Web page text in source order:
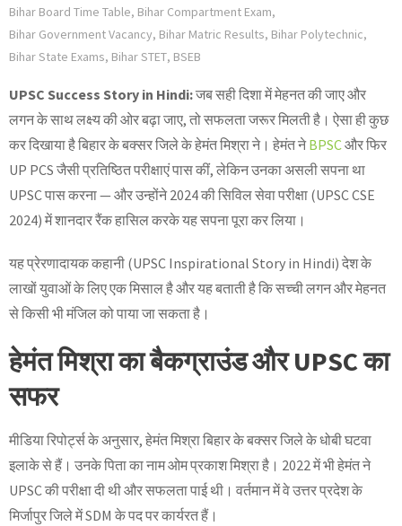
Bihar Board Time Table, Bihar Compartment Exam,
Bihar Government Vacancy, Bihar Matric Results, Bihar Polytechnic,
Bihar State Exams, Bihar STET, BSEB
UPSC Success Story in Hindi:जब सही दिशा में मेहनत की जाए और
लगन के साथ लक्ष्य की ओर बढ़ा जाए, तो सफलता जरूर मिलती है। ऐसा ही कुछ
कर दिखाया है बिहार के बक्सर जिले के हेमंत मिश्रा ने। हेमंत नेBPSCऔर फिर
UP PCS जैसी प्रतिष्ठित परीक्षाएं पास कीं, लेकिन उनका असली सपना था
UPSC पास करना — और उन्होंने 2024 की सिविल सेवा परीक्षा (UPSC CSE
2024) में शानदार रैंक हासिल करके यह सपना पूरा कर लिया।
यह प्रेरणादायक कहानी (UPSC Inspirational Story in Hindi) देश के
लाखों युवाओं के लिए एक मिसाल है और यह बताती है कि सच्ची लगन और मेहनत
से किसी भी मंजिल को पाया जा सकता है।
हेमंत मिश्रा का बैकग्राउंड और UPSC का
सफर
मीडिया रिपोर्ट्स के अनुसार, हेमंत मिश्रा बिहार के बक्सर जिले के धोबी घटवा
इलाके से हैं। उनके पिता का नाम ओम प्रकाश मिश्रा है। 2022 में भी हेमंत ने
UPSC की परीक्षा दी थी और सफलता पाई थी। वर्तमान में वे उत्तर प्रदेश के
मिर्जापुर जिले में SDM के पद पर कार्यरत हैं।